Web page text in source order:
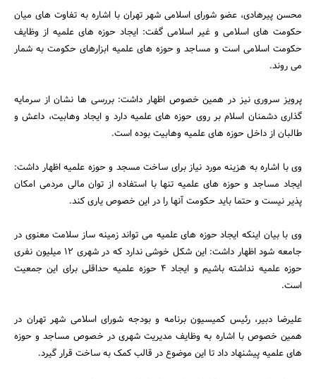
محسن پیرهادی، عضو شورای اسلامی شهر تهران با اشاره به تفاوت های میان
حکومت های اسلامی و غیر اسلامی گفت: ایجاد حوزه های علمیه از وظایف
حکومت اسلامی است و مساجد و حوزه های علمیه ابزارهای حکومت به شمار
می روند.
پرویز سروری نیز در همین خصوص اظهار داشت: بررسی ها نشان از سرمایه
گذاری دشمنان اسلام بر روی حوزه های علمیه دارد و ایجاد وهابیت، داعش و
طالبان از داخل حوزه های علمیه وهابیت بوده است.
وی با اشاره به هزینه مورد نیاز برای ساخت مسجد و حوزه علمیه اظهار داشت:
ایجاد مساجد و حوزه های علمیه تنها با استفاده از توان مالی مردمی امکان
پذیر نیست و حتما باید حکومت آنها را در این خصوص یاری کند.
وی با بیان اینکه ایجاد حوزه های علمیه می تواند زمینه ساز سلامت معنوی در
جامعه شود اظهار داشت: این شکل خوشی ندارد که در شهری 12 میلیون نفری
حوزه علمیه نداشته باشیم و ایجاد 4 حوزه علمیه حداقلی برای این جمعیت
است.
علیرضا دبیر، رئیس کمیسیون برنامه و بودجه شورای اسلامی شهر تهران در
همین خصوص با اشاره به وظایف مدیریت شهری در خصوص مساجد و حوزه
های علمیه پیشنهاد داد تا این موضوع در قالب کمک به ساخت قرار گیرد.